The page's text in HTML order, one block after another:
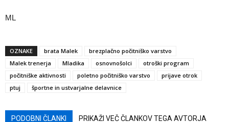
ML
OZNAKE brata Malek
brezplačno počitniško varstvo
Malek trenerja
Mladika osnovnošolci
otroški program
počitniške aktivnosti
poletno počitniško varstvo
prijave otrok
ptuj
športne in ustvarjalne delavnice
PODOBNI ČLANKI PRIKAŽI VEČ ČLANKOV TEGA AVTORJA